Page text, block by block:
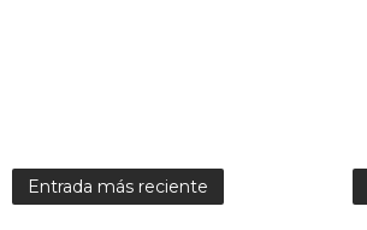
Entrada más reciente